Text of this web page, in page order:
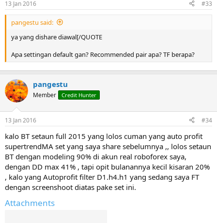
13 Jan 2016 #33
pangestu said:
ya yang dishare diawal[/QUOTE
Apa settingan default gan? Recommended pair apa? TF berapa?
pangestu
Member Credit Hunter
13 Jan 2016 #34
kalo BT setaun full 2015 yang lolos cuman yang auto profit
supertrendMA set yang saya share sebelumnya ,, lolos setaun
BT dengan modeling 90% di akun real roboforex saya,
dengan DD max 41% , tapi opit bulanannya kecil kisaran 20%
, kalo yang Autoprofit filter D1.h4.h1 yang sedang saya FT
dengan screenshoot diatas pake set ini.
Attachments